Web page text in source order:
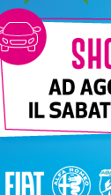
Grande panda
1.2